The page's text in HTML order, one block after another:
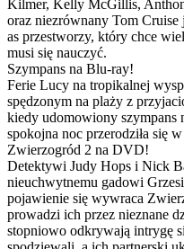
Kilmer, Kelly McGillis,
oraz niezrównany Tom
as przestworzy, który chce
musi się nauczyć.
Szympans na Blu-ray!
Ferie Lucy na tropikalnej
spędzonym na plaży z
kiedy udomowiony szympans
spokojna noc przerodziła się
Zwierzogród 2 na DVD!
Detektywi Judy Hops i Nick
nieuchwytnemu gadowi
pojawienie się wywraca
prowadzi ich przez nieznane
stopniowo odkrywają intrygę